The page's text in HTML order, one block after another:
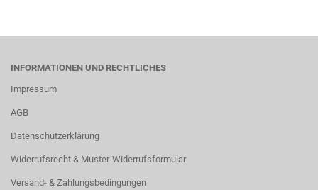
INFORMATIONEN UND RECHTLICHES
Impressum
AGB
Datenschutzerklärung
Widerrufsrecht & Muster-Widerrufsformular
Versand- & Zahlungsbedingungen